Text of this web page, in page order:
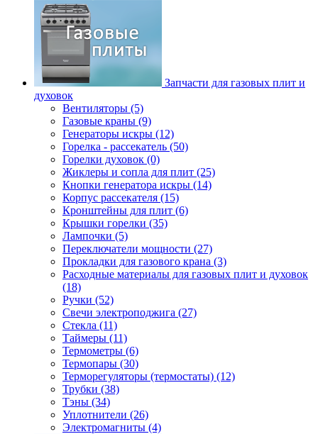
Запчасти для газовых плит и
духовок
Вентиляторы (5)
Газовые краны (9)
Генераторы искры (12)
Горелка - рассекатель (50)
Горелки духовок (0)
Жиклеры и сопла для плит (25)
Кнопки генератора искры (14)
Корпус рассекателя (15)
Кронштейны для плит (6)
Крышки горелки (35)
Лампочки (5)
Переключатели мощности (27)
Прокладки для газового крана (3)
Расходные материалы для газовых плит и духовок
(18)
Ручки (52)
Свечи электроподжига (27)
Стекла (11)
Таймеры (11)
Термометры (6)
Термопары (30)
Терморегуляторы (термостаты) (12)
Трубки (38)
Тэны (34)
Уплотнители (26)
Электромагниты (4)